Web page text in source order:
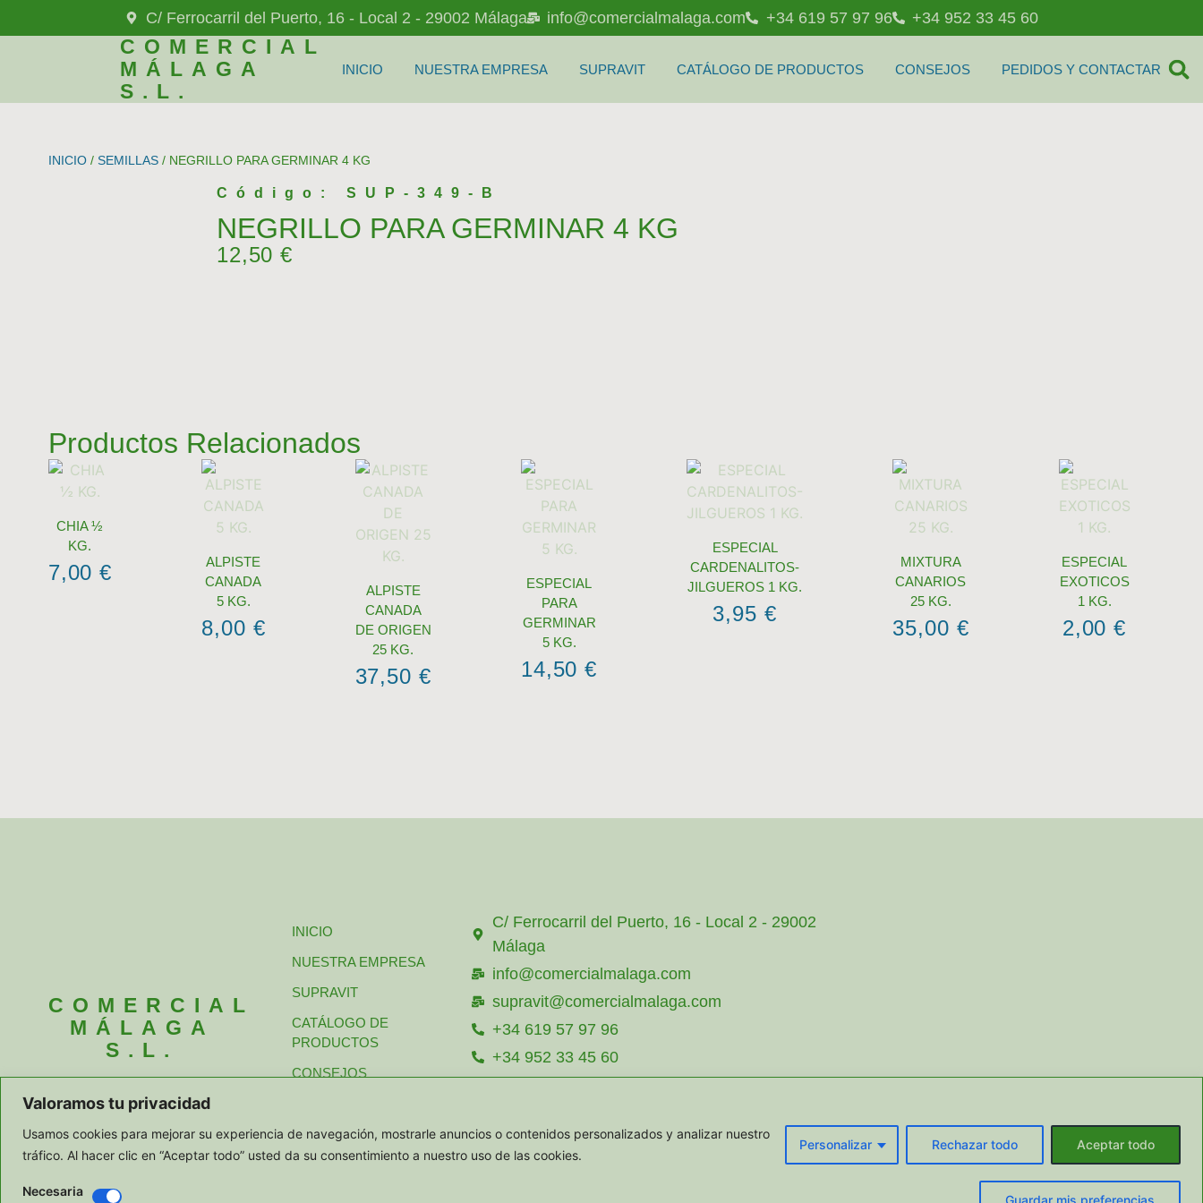
Valoramos tu privacidad
Usamos cookies para mejorar su experiencia de navegación, mostrarle anuncios o contenidos personalizados y analizar nuestro
tráfico. Al hacer clic en “Aceptar todo” usted da su consentimiento a nuestro uso de las cookies.
Personalizar Rechazar todo Aceptar todo
Necesaria
Guardar mis preferencias
C/ Ferrocarril del Puerto, 16 - Local 2 - 29002 Málaga info@comercialmalaga.com +34 619 57 97 96 +34 952 33 45 60
COMERCIAL
MÁLAGA
S.L.
INICIO NUESTRA EMPRESA SUPRAVIT CATÁLOGO DE PRODUCTOS CONSEJOS PEDIDOS Y CONTACTAR
INICIO/ SEMILLAS/ NEGRILLO PARA GERMINAR 4 KG
Código: SUP-349-B
NEGRILLO PARA GERMINAR 4 KG
12,50€
Productos Relacionados
CHIA ½
KG.
7,00€
ALPISTE
CANADA
5 KG.
8,00 €
ALPISTE
CANADA
DE ORIGEN
25 KG.
37,50 €
ESPECIAL
PARA
GERMINAR
5 KG.
14,50€
ESPECIAL
CARDENALITOS-
JILGUEROS 1 KG.
3,95 €
MIXTURA
CANARIOS
25 KG.
35,00 €
ESPECIAL
EXOTICOS
1 KG.
2,00€
COMERCIAL
MÁLAGA
S.L.
INICIO
NUESTRA EMPRESA
SUPRAVIT
CATÁLOGO DE
PRODUCTOS
CONSEJOS
C/ Ferrocarril del Puerto, 16 - Local 2 - 29002
Málaga
info@comercialmalaga.com
supravit@comercialmalaga.com
+34 619 57 97 96
+34 952 33 45 60